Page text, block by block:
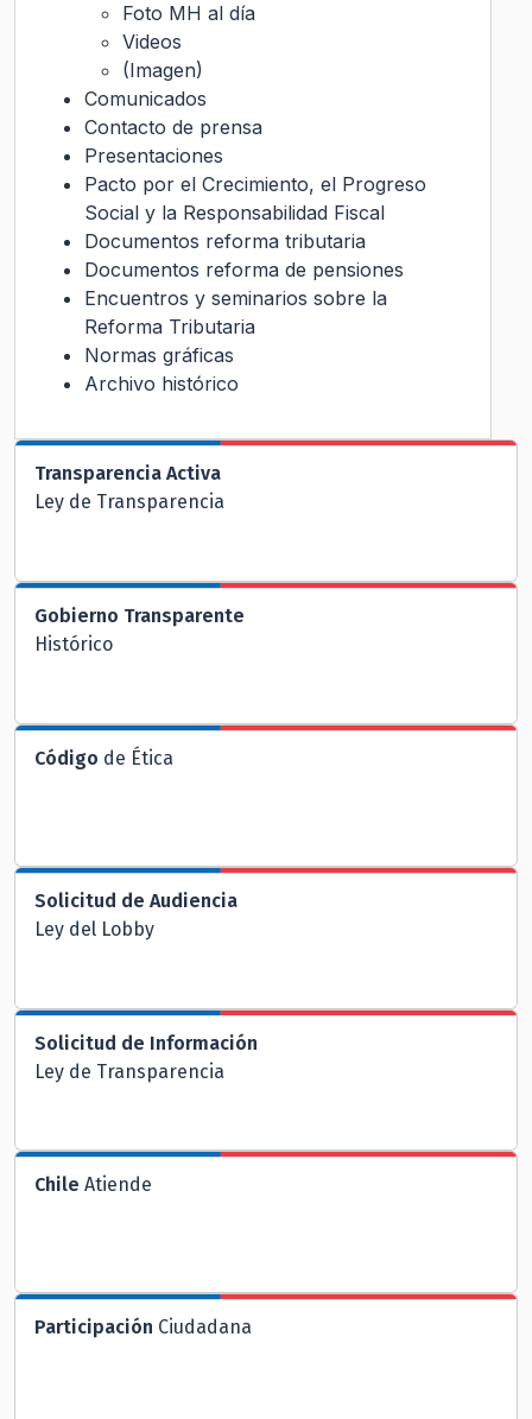
Foto MH al día
Videos
(Imagen)
Comunicados
Contacto de prensa
Presentaciones
Pacto por el Crecimiento, el Progreso
Social y la Responsabilidad Fiscal
Documentos reforma tributaria
Documentos reforma de pensiones
Encuentros y seminarios sobre la
Reforma Tributaria
Normas gráficas
Archivo histórico
Transparencia Activa
Ley de Transparencia
Gobierno Transparente
Histórico
Código de Ética
Solicitud de Audiencia
Ley del Lobby
Solicitud de Información
Ley de Transparencia
Chile Atiende
Participación Ciudadana